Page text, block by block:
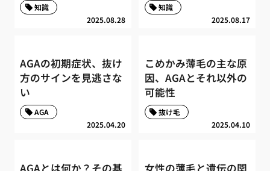
2025.08.28
知識
2025.08.17
知識
AGAの初期症状、抜け
方のサインを見逃さな
い
2025.04.20
AGA
こめかみ薄毛の主な原
因、AGAとそれ以外の
可能性
2025.04.10
抜け毛
AGAとは何か？その基
女性の薄毛と遺伝の関